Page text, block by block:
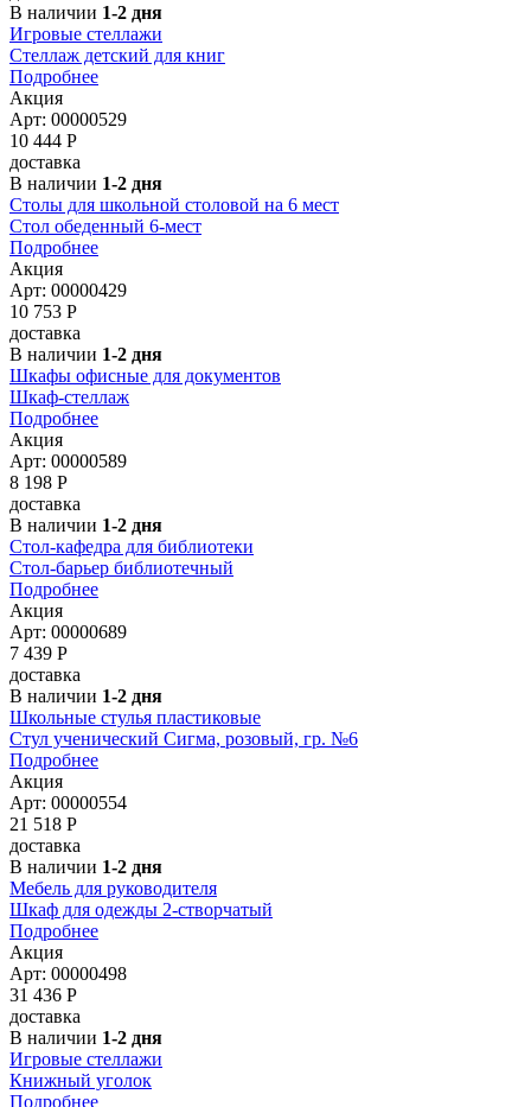
В наличии 1-2 дня
Игровые стеллажи
Стеллаж детский для книг
Подробнее
Акция
Арт: 00000529
10 444 Р
доставка
В наличии 1-2 дня
Столы для школьной столовой на 6 мест
Стол обеденный 6-мест
Подробнее
Акция
Арт: 00000429
10 753 Р
доставка
В наличии 1-2 дня
Шкафы офисные для документов
Шкаф-стеллаж
Подробнее
Акция
Арт: 00000589
8 198 Р
доставка
В наличии 1-2 дня
Стол-кафедра для библиотеки
Стол-барьер библиотечный
Подробнее
Акция
Арт: 00000689
7 439 Р
доставка
В наличии 1-2 дня
Школьные стулья пластиковые
Стул ученический Сигма, розовый, гр. №6
Подробнее
Акция
Арт: 00000554
21 518 Р
доставка
В наличии 1-2 дня
Мебель для руководителя
Шкаф для одежды 2-створчатый
Подробнее
Акция
Арт: 00000498
31 436 Р
доставка
В наличии 1-2 дня
Игровые стеллажи
Книжный уголок
Подробнее